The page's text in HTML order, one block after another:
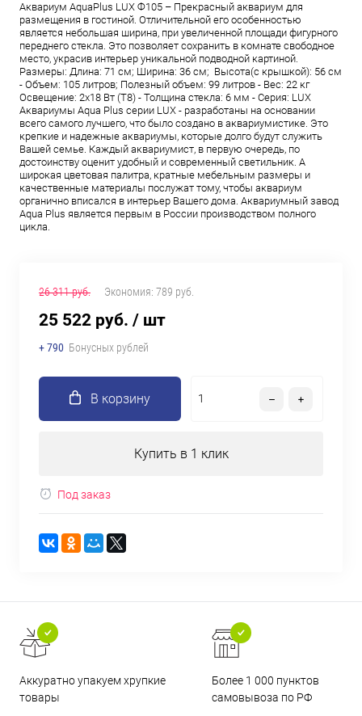
Аквариум AquaPlus LUX Ф105 – Прекрасный аквариум для
размещения в гостиной. Отличительной его особенностью
является небольшая ширина, при увеличенной площади фигурного
переднего стекла. Это позволяет сохранить в комнате свободное
место, украсив интерьер уникальной подводной картиной.
Размеры: Длина: 71 см; Ширина: 36 см; Высота(с крышкой): 56 см
- Объем: 105 литров; Полезный объем: 99 литров - Вес: 22 кг
Освещение: 2х18 Вт (Т8) - Толщина стекла: 6 мм - Серия: LUX
Аквариумы Aqua Plus серии LUX - разработаны на основании
всего самого лучшего, что было создано в аквариумистике. Это
крепкие и надежные аквариумы, которые долго будут служить
Вашей семье. Каждый аквариумист, в первую очередь, по
достоинству оценит удобный и современный светильник. А
широкая цветовая палитра, кратные мебельным размеры и
качественные материалы послужат тому, чтобы аквариум
органично вписался в интерьер Вашего дома. Аквариумный завод
Aqua Plus является первым в России производством полного
цикла.
26 311 руб. Экономия: 789 руб.
25 522 руб. / шт
+ 790 Бонусных рублей
В корзину
Купить в 1 клик
Под заказ
Аккуратно упакуем хрупкие
товары
Более 1 000 пунктов
самовывоза по РФ